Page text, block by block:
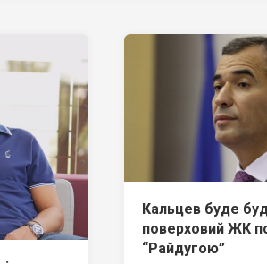
Кальцев буде
поверховий ЖК
“Райдугою”